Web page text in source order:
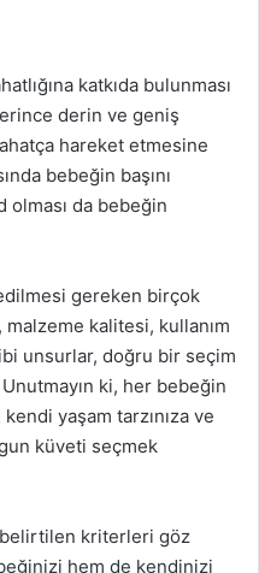
katkıda bulunması
derin ve geniş
hareket etmesine
bebeğin başını
olması da bebeğin
gereken birçok
kalitesi, kullanım
unsurlar, doğru bir seçim
Unutmayın ki, her bebeğin
yaşam tarzınıza ve
küveti seçmek
belirtilen kriterleri göz
hem de kendinizi